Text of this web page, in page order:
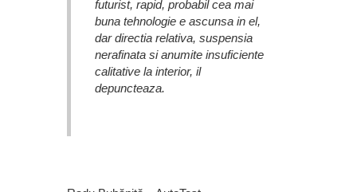
futurist, rapid, probabil cea mai
buna tehnologie e ascunsa in el,
dar directia relativa, suspensia
nerafinata si anumite insuficiente
calitative la interior, il
depuncteaza.